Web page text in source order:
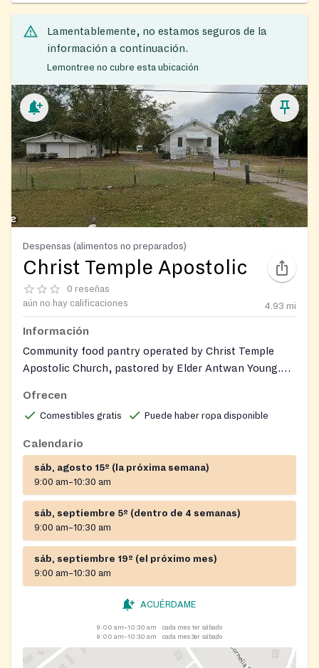
Lamentablemente, no estamos seguros de la
información a continuación.
Lemontree no cubre esta ubicación
Despensas (alimentos no preparados)
Christ Temple Apostolic
0 reseñas
aún no hay calificaciones
4.93 mi
Información
Community food pantry operated by Christ Temple
Apostolic Church, pastored by Elder Antwan Young.
across 19 counties in Georgia. Gently used clothing and
shoes may also be available during distribution events.
Ofrecen
Comestibles gratis Puede haber ropa disponible
Calendario
sáb, agosto 15º (la próxima semana)
9:00 am–10:30 am
sáb, septiembre 5º (dentro de 4 semanas)
9:00 am–10:30 am
sáb, septiembre 19º (el próximo mes)
9:00 am–10:30 am
ACUÉRDAME
9:00 am–10:30 am
cada mes 1er sábado
9:00 am–10:30 am
cada mes 3er sábado